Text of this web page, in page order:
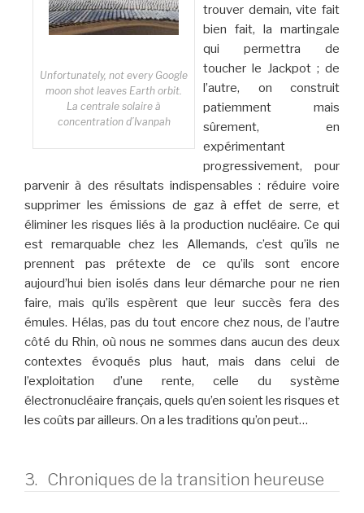
Unfortunately, not every Google
moon shot leaves Earth orbit.
La centrale solaire à
concentration d’Ivanpah
trouver demain, vite fait
bien fait, la martingale
qui permettra de
toucher le Jackpot ; de
l’autre, on construit
patiemment mais
sûrement, en
expérimentant
progressivement, pour
parvenir à des résultats indispensables : réduire voire
supprimer les émissions de gaz à effet de serre, et
éliminer les risques liés à la production nucléaire. Ce qui
est remarquable chez les Allemands, c’est qu’ils ne
prennent pas prétexte de ce qu’ils sont encore
aujourd’hui bien isolés dans leur démarche pour ne rien
faire, mais qu’ils espèrent que leur succès fera des
émules. Hélas, pas du tout encore chez nous, de l’autre
côté du Rhin, où nous ne sommes dans aucun des deux
contextes évoqués plus haut, mais dans celui de
l’exploitation d’une rente, celle du système
électronucléaire français, quels qu’en soient les risques et
les coûts par ailleurs. On a les traditions qu’on peut…
3. Chroniques de la transition heureuse